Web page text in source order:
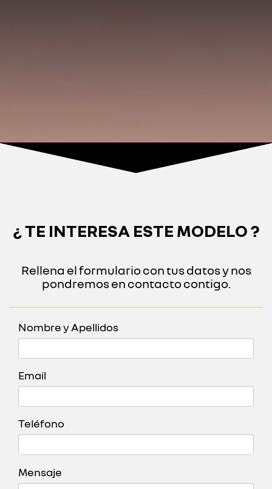
¿ TE INTERESA ESTE MODELO ?
Rellena el formulario con tus datos y nos
pondremos en contacto contigo.
Nombre y Apellidos
Email
Teléfono
Mensaje